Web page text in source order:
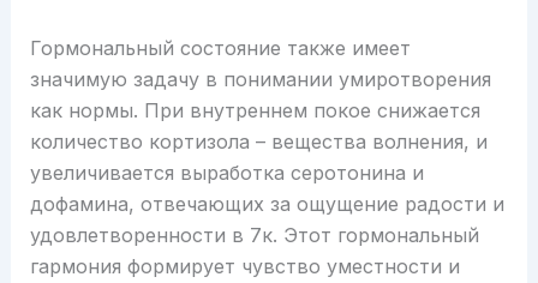
Гормональный состояние также имеет
значимую задачу в понимании умиротворения
как нормы. При внутреннем покое снижается
количество кортизола – вещества волнения, и
увеличивается выработка серотонина и
дофамина, отвечающих за ощущение радости и
удовлетворенности в 7к. Этот гормональный
гармония формирует чувство уместности и